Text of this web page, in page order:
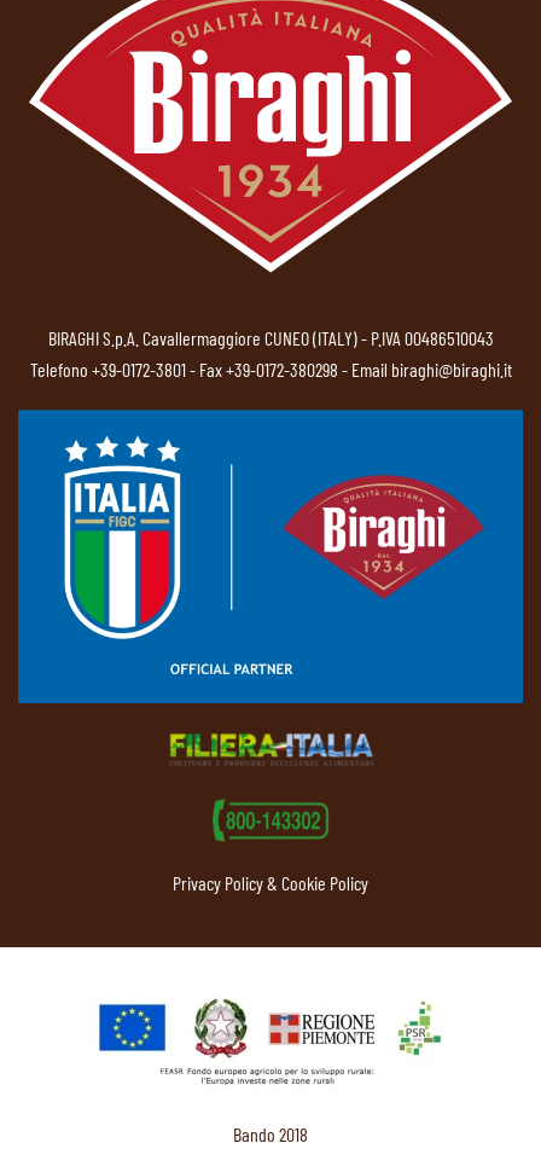
BIRAGHI S.p.A. Cavallermaggiore CUNEO (ITALY) - P.IVA 00486510043
Telefono +39-0172-3801- Fax +39-0172-380298 - Email biraghi@biraghi.it
Privacy Policy & Cookie Policy
Bando 2018